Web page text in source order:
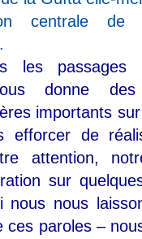
centrale de
les passages
donne
importants
efforcer de
attention,
sur
nous
ces paroles –